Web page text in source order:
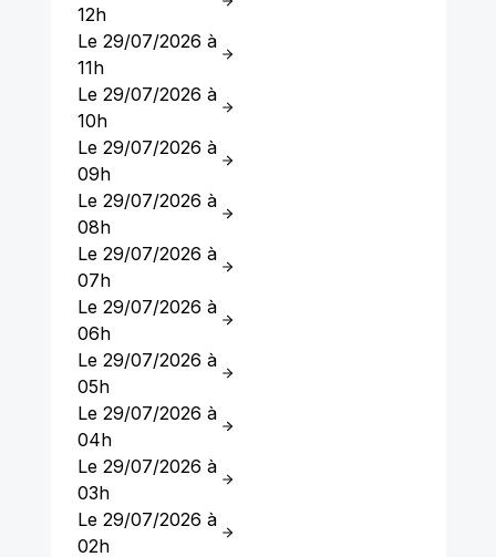
12h
Le 29/07/2026 à
11h
Le 29/07/2026 à
10h
Le 29/07/2026 à
09h
Le 29/07/2026 à
08h
Le 29/07/2026 à
07h
Le 29/07/2026 à
06h
Le 29/07/2026 à
05h
Le 29/07/2026 à
04h
Le 29/07/2026 à
03h
Le 29/07/2026 à
02h